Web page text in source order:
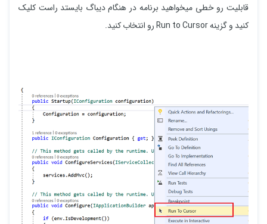
قابلیت رو خطی میخواهید برنامه در هنگام دیباگ بایستد راست کلیک
کنید و گزینه Run to Cursor رو انتخاب کنید.